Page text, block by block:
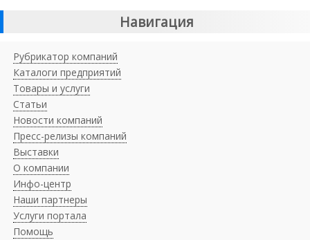
Навигация
Рубрикатор компаний
Каталоги предприятий
Товары и услуги
Статьи
Новости компаний
Пресс-релизы компаний
Выставки
О компании
Инфо-центр
Наши партнеры
Услуги портала
Помощь